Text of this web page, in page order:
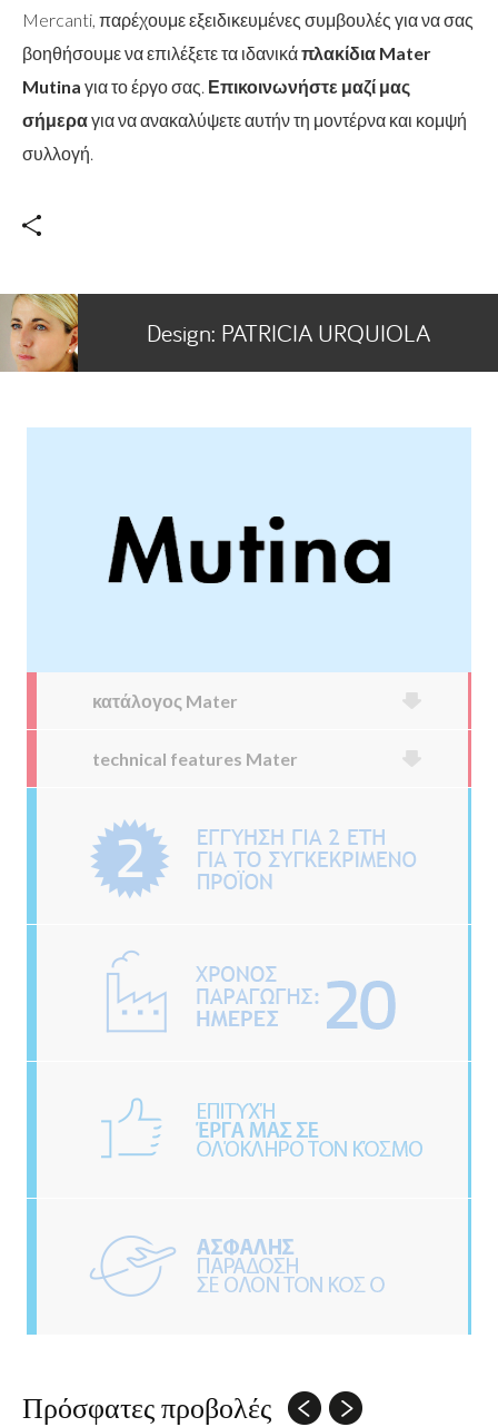
Mercanti, παρέχουμε εξειδικευμένες συμβουλές για να σας
βοηθήσουμε να επιλέξετε τα ιδανικάπλακίδια Mater
Mutina για το έργο σας. Επικοινωνήστε μαζί μας
σήμεραγια να ανακαλύψετε αυτήν τη μοντέρνα και κομψή
συλλογή.
Design: PATRICIA URQUIOLA
κατάλογος Mater
technical features Mater
Πρόσφατες προβολές